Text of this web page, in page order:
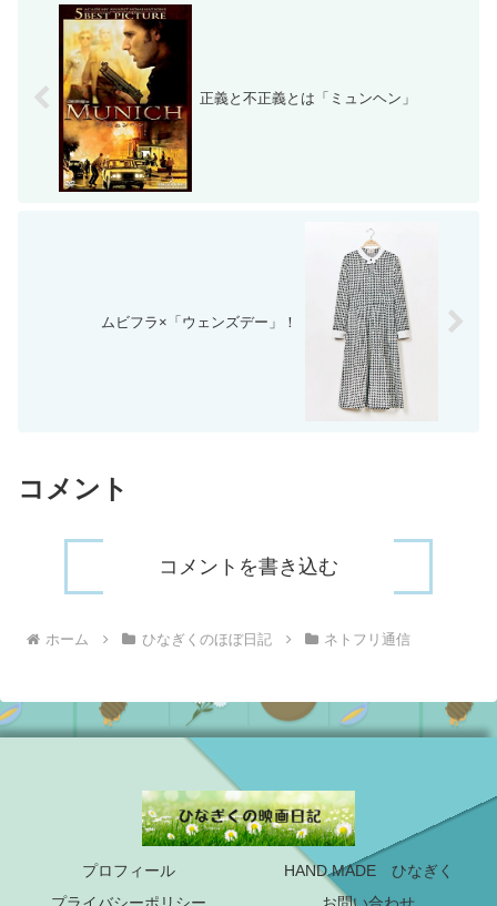
正義と不正義とは「ミュンヘン」
ムビフラ×「ウェンズデー」！
コメント
コメントを書き込む
ホーム ひなぎくのほぼ日記 ネトフリ通信
プロフィール
HAND MADE ひなぎく